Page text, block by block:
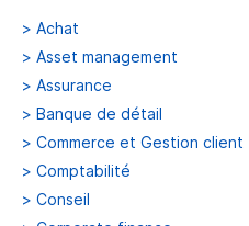
> Achat
> Asset management
> Assurance
> Banque de détail
> Commerce et Gestion client
> Comptabilité
> Conseil